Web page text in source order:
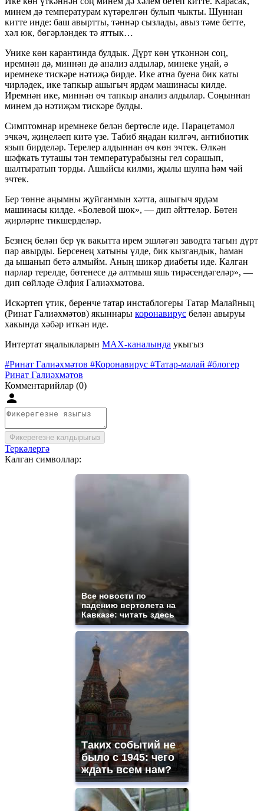
минем дә температурам күтәрелгән булып чыкты. Шуннан
китте инде: баш авыртты, тәннәр сызлады, авыз тәме бетте,
хәл юк, бөгәрләндек тә яттык…
Унике көн карантинда булдык. Дүрт көн үткәннән соң,
иремнән дә, миннән дә анализ алдылар, минеке уңай, ә
иремнеке тискәре нәтиҗә бирде. Ике атна буена бик каты
чирләдек, ике тапкыр ашыгыч ярдәм машинасы килде.
Иремнән ике, миннән өч тапкыр анализ алдылар. Соңыннан
минем дә нәтиҗәм тискәре булды.
Симптомнар иремнеке белән бертөсле иде. Парацетамол
эчкәч, җиңеләеп китә үзе. Табиб яңадан килгәч, антибиотик
язып бирделәр. Терелер алдыннан өч көн эчтек. Өлкән
шәфкать туташы тән температурабызны гел сорашып,
шалтыратып торды. Ашыйсы килми, җылы шулпа һәм чәй
эчтек.
Бер төнне аңымны җуйганмын хәтта, ашыгыч ярдәм
машинасы килде. «Болевой шок», — дип әйттеләр. Бөтен
җирләрне тикшерделәр.
Безнең белән бер үк вакытта ирем эшләгән заводта тагын дүрт
пар авырды. Берсенең хатыны үлде, бик кызгандык, һаман
да ышанып бетә алмыйм. Аның шикәр диабеты иде. Калган
парлар терелде, бөтенесе дә алтмыш яшь тирәсендәгеләр», —
дип сөйләде Әлфия Галиәхмәтова.
Искәртеп үтик, беренче татар инстаблогеры Татар Малайның
(Ринат Галиәхмәтов) якыннары коронавирус белән авыруы
хакында хәбәр иткән иде.
Интертат яңалыкларын MAX-каналында укыгыз
#Ринат Галиәхмәтов #Коронавирус #Татар-малай #блогер
Ринат Галиәхмәтов
Комментарийлар (0)
Фикерегезне калдырыгыз
Теркәлергә
Калган символлар:
Все новости по
падению вертолета на
Кавказе: читать здесь
Таких событий не
было с 1945: чего
ждать всем нам?